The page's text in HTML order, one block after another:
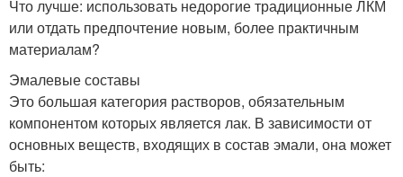
Что лучше: использовать недорогие традиционные ЛКМ
или отдать предпочтение новым, более практичным
материалам?
Эмалевые составы
Это большая категория растворов, обязательным
компонентом которых является лак. В зависимости от
основных веществ, входящих в состав эмали, она может
быть: